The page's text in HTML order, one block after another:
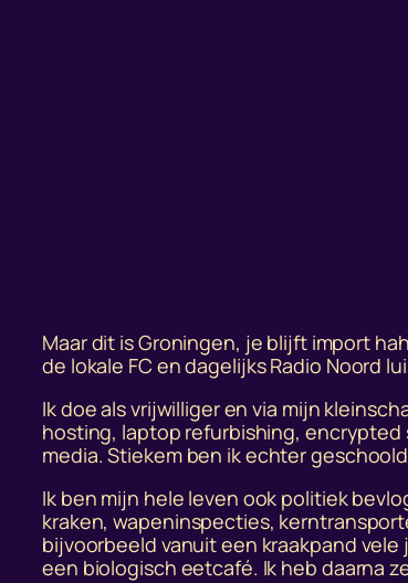
Maar dit is Groningen, je blijft import
de lokale FC en dagelijks Radio Noord
Ik doe als vrijwilliger en via mijn
hosting, laptop refurbishing,
media. Stiekem ben ik echter
Ik ben mijn hele leven ook politiek
kraken, wapeninspecties,
bijvoorbeeld vanuit een kraakpand
een biologisch eetcafé. Ik heb daarna